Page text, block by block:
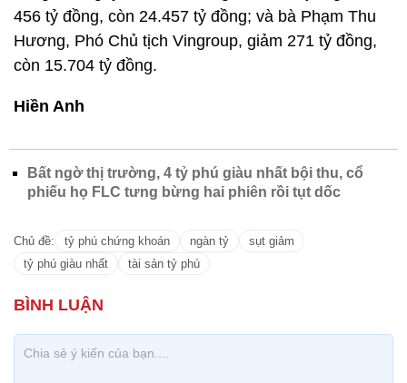
456 tỷ đồng, còn 24.457 tỷ đồng; và bà Phạm Thu
Hương, Phó Chủ tịch Vingroup, giảm 271 tỷ đồng,
còn 15.704 tỷ đồng.
Hiền Anh
Bất ngờ thị trường, 4 tỷ phú giàu nhất bội thu, cổ
phiếu họ FLC tưng bừng hai phiên rồi tụt dốc
Chủ đề: tỷ phú chứng khoán ngàn tỷ
sụt giảm
tỷ phú giàu nhất
tài sản tỷ phú